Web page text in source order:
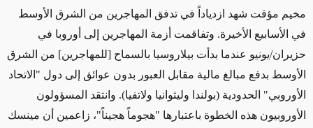
مخيم مؤقت شهد ازدياداً في تدفق المهاجرين من الشرق الأوسط
في الأسابيع الأخيرة. وتفاقمت أزمة المهاجرين إلى أوروبا في
حزيران/يونيو عندما بدأت بيلاروسيا بالسماح [للمهاجرين] من الشرق
الأوسط بدفع مبالغ مالية مقابل العبور بدون عوائق إلى دول "الاتحاد
الأوروبي" الحدودية (بولندا وليثوانيا ولاتفيا). وانتقد المسؤولون
الأوروبيون هذه الخطوة باعتبارها "هجوماً هجيناً"، زاعمين أن مينسك